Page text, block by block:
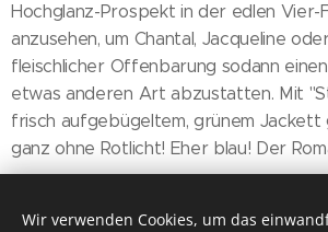
Hochglanz-Prospekt in der edlen Vier-
anzusehen, um Chantal, Jacqueline
fleischlicher Offenbarung sodann
etwas anderen Art abzustatten. Mit
frisch aufgebügeltem, grünem Jackett
ganz ohne Rotlicht! Eher blau! Der
Wir verwenden Cookies, um das